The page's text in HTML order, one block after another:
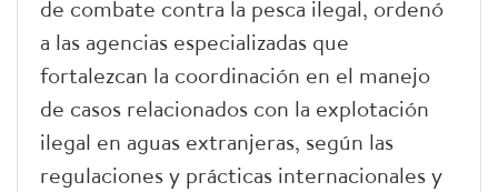
de combate contra la pesca ilegal, ordenó
a las agencias especializadas que
fortalezcan la coordinación en el manejo
de casos relacionados con la explotación
ilegal en aguas extranjeras, según las
regulaciones y prácticas internacionales y